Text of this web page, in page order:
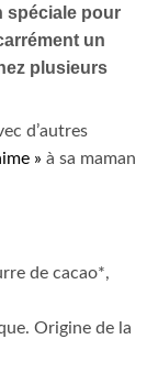
spéciale pour
un
plusieurs
d’autres
» à sa maman
de cacao*,
Origine de la